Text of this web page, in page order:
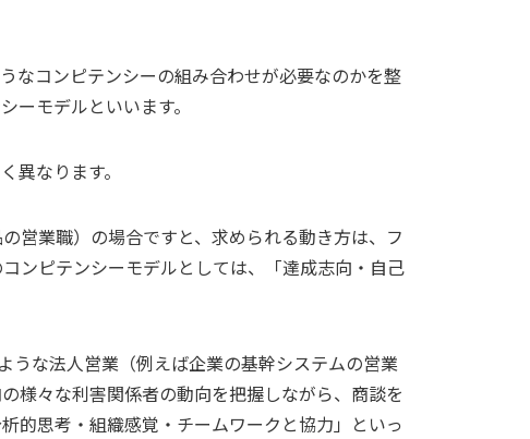
なコンピテンシーの組み合わせが必要なのかを整
モデルといいます。
異なります。
営業職）の場合ですと、求められる動き方は、フ
ンピテンシーモデルとしては、「達成志向・自己
うな法人営業（例えば企業の基幹システムの営業
様々な利害関係者の動向を把握しながら、商談を
的思考・組織感覚・チームワークと協力」といっ